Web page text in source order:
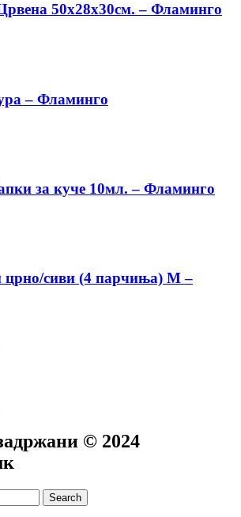
50х28х30см. – Фламинго
– Фламинго
за куче 10мл. – Фламинго
сиви (4 парчиња) M –
© 2024
Search